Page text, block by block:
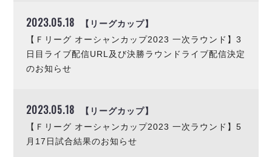
個人ランキング｜第2PK
メットライフ生命Ｆ２リーグ
順位表
戦績表
警告・退場・出場停止選手
立川アスレティックFC
ペスカドーラ町田
湘南ベルマーレ
ボアルース長野
シュライカー大阪
ボルクバレット北九州
バサジィ大分
リーグ概要 ABOUT US
リーグ概要
大会概要
リーグ要項
クラブライセンス関連
過去の記録
過去の試合記録
ディビジョン1 試合記録
プロジェクト PROJECT
ABeam AWARD
DIVISION01
2023.05.18 【リーグカップ】
【Ｆリーグ オーシャンカップ2023 一次ラウンド】3
日目ライブ配信URL及び決勝ラウンドライブ配信決定
のお知らせ
2023.05.18 【リーグカップ】
【Ｆリーグ オーシャンカップ2023 一次ラウンド】5
月17日試合結果のお知らせ